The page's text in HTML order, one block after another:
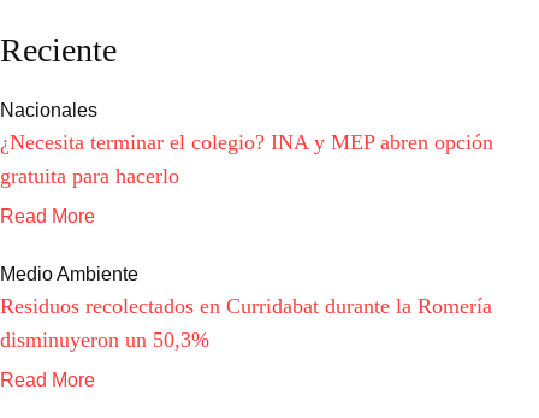
Reciente
Nacionales
¿Necesita terminar el colegio? INA y MEP abren opción
gratuita para hacerlo
Read More
Medio Ambiente
Residuos recolectados en Curridabat durante la Romería
disminuyeron un 50,3%
Read More